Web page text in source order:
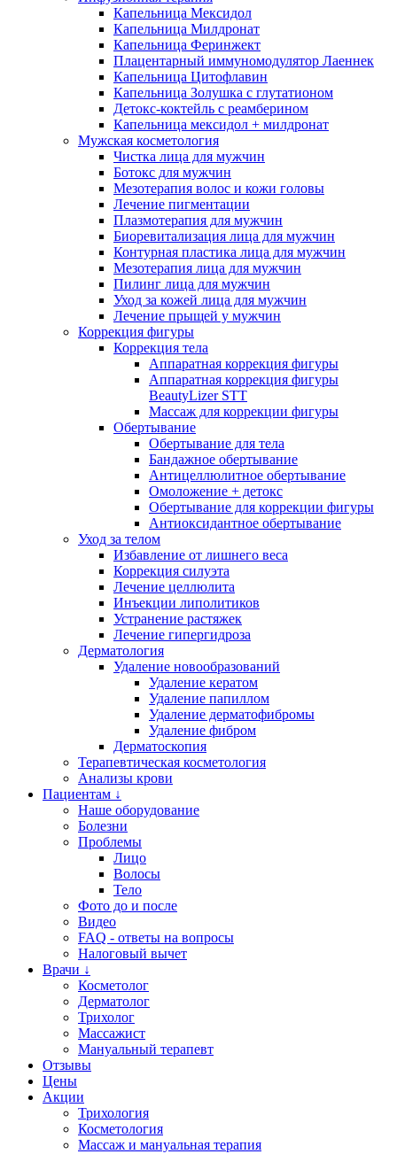
Капельница Мексидол
Капельница Милдронат
Капельница Феринжект
Плацентарный иммуномодулятор Лаеннек
Капельница Цитофлавин
Капельница Золушка с глутатионом
Детокс-коктейль с реамберином
Капельница мексидол + милдронат
Мужская косметология
Чистка лица для мужчин
Ботокс для мужчин
Мезотерапия волос и кожи головы
Лечение пигментации
Плазмотерапия для мужчин
Биоревитализация лица для мужчин
Контурная пластика лица для мужчин
Мезотерапия лица для мужчин
Пилинг лица для мужчин
Уход за кожей лица для мужчин
Лечение прыщей у мужчин
Коррекция фигуры
Коррекция тела
Аппаратная коррекция фигуры
Аппаратная коррекция фигуры
BeautyLizer STT
Массаж для коррекции фигуры
Обертывание
Обертывание для тела
Бандажное обертывание
Антицеллюлитное обертывание
Омоложение + детокс
Обертывание для коррекции фигуры
Антиоксидантное обертывание
Уход за телом
Избавление от лишнего веса
Коррекция силуэта
Лечение целлюлита
Инъекции липолитиков
Устранение растяжек
Лечение гипергидроза
Дерматология
Удаление новообразований
Удаление кератом
Удаление папиллом
Удаление дерматофибромы
Удаление фибром
Дерматоскопия
Терапевтическая косметология
Анализы крови
Пациентам ↓
Наше оборудование
Болезни
Проблемы
Лицо
Волосы
Тело
Фото до и после
Видео
FAQ - ответы на вопросы
Налоговый вычет
Врачи ↓
Косметолог
Дерматолог
Трихолог
Массажист
Мануальный терапевт
Отзывы
Цены
Акции
Трихология
Косметология
Массаж и мануальная терапия